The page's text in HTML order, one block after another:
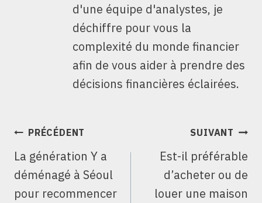
d'une équipe d'analystes, je
déchiffre pour vous la
complexité du monde financier
afin de vous aider à prendre des
décisions financières éclairées.
NAVIGATION
L’ARTICLE
PRÉCÉDENT
La génération Y a
déménagé à Séoul
pour recommencer
SUIVANT
Est-il préférable
d’acheter ou de
louer une maison